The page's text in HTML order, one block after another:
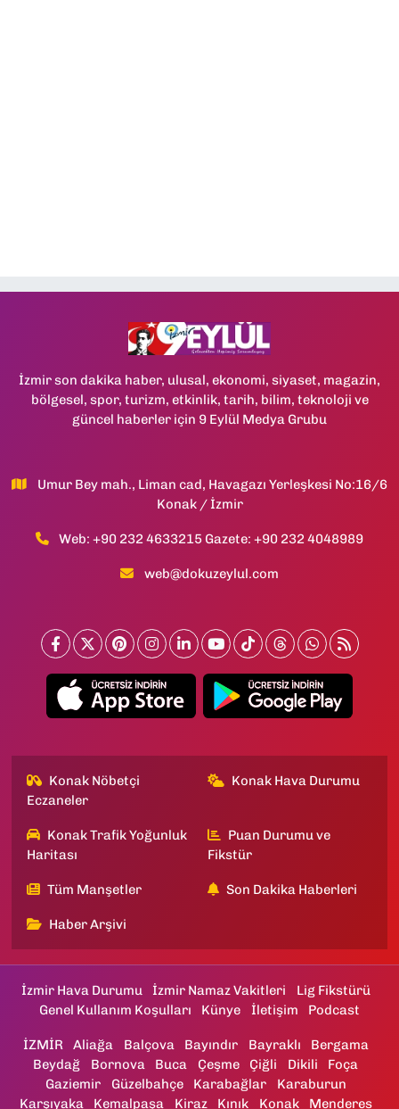
İzmir son dakika haber, ulusal, ekonomi, siyaset, magazin,
bölgesel, spor, turizm, etkinlik, tarih, bilim, teknoloji ve
güncel haberler için 9 Eylül Medya Grubu
Umur Bey mah., Liman cad, Havagazı Yerleşkesi No:16/6
Konak / İzmir
Web: +90 232 4633215 Gazete: +90 232 4048989
web@dokuzeylul.com
Konak Nöbetçi
Eczaneler
Konak Hava Durumu
Konak Trafik Yoğunluk
Haritası
Puan Durumu ve
Fikstür
Tüm Manşetler Son Dakika Haberleri
Haber Arşivi
İzmir Hava Durumu İzmir Namaz Vakitleri
Lig Fikstürü
Genel Kullanım Koşulları
Künye İletişim Podcast
İZMİR Aliağa Balçova Bayındır Bayraklı
Bergama
Beydağ
Bornova Buca Çeşme Çiğli Dikili
Foça
Gaziemir
Güzelbahçe Karabağlar
Karaburun
Karşıyaka
Kemalpaşa Kiraz Kınık Konak Menderes